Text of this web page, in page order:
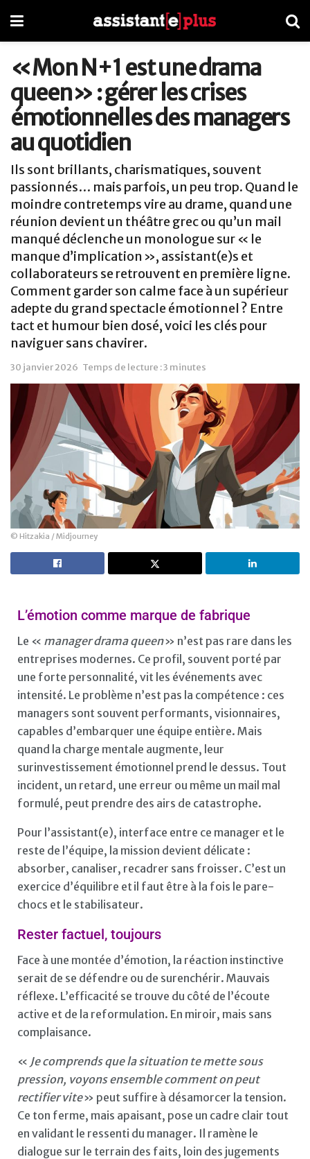
« Mon N+1 est une drama
queen » : gérer les crises
émotionnelles des managers
au quotidien
Ils sont brillants, charismatiques, souvent
passionnés… mais parfois, un peu trop. Quand le
moindre contretemps vire au drame, quand une
réunion devient un théâtre grec ou qu’un mail
manqué déclenche un monologue sur « le
manque d’implication », assistant(e)s et
collaborateurs se retrouvent en première ligne.
Comment garder son calme face à un supérieur
adepte du grand spectacle émotionnel ? Entre
tact et humour bien dosé, voici les clés pour
naviguer sans chavirer.
30 janvier 2026 Temps de lecture : 3 minutes
© Hitzakia / Midjourney
L’émotion comme marque de fabrique
Le « manager drama queen» n’est pas rare dans les
entreprises modernes. Ce profil, souvent porté par
une forte personnalité, vit les événements avec
intensité. Le problème n’est pas la compétence : ces
managers sont souvent performants, visionnaires,
capables d’embarquer une équipe entière. Mais
quand la charge mentale augmente, leur
surinvestissement émotionnel prend le dessus. Tout
incident, un retard, une erreur ou même un mail mal
formulé, peut prendre des airs de catastrophe.
Pour l’assistant(e), interface entre ce manager et le
reste de l’équipe, la mission devient délicate :
absorber, canaliser, recadrer sans froisser. C’est un
exercice d’équilibre et il faut être à la fois le pare-
chocs et le stabilisateur.
Rester factuel, toujours
Face à une montée d’émotion, la réaction instinctive
serait de se défendre ou de surenchérir. Mauvais
réflexe. L’efficacité se trouve du côté de l’écoute
active et de la reformulation. En miroir, mais sans
complaisance.
« Je comprends que la situation te mette sous
pression, voyons ensemble comment on peut
rectifier vite» peut suffire à désamorcer la tension.
Ce ton ferme, mais apaisant, pose un cadre clair tout
en validant le ressenti du manager. Il ramène le
dialogue sur le terrain des faits, loin des jugements